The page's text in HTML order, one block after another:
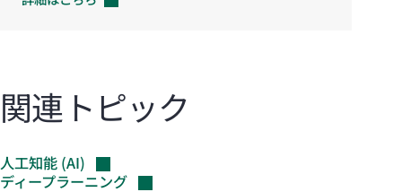
関連トピック
人工知能 (AI)
ディープラーニング